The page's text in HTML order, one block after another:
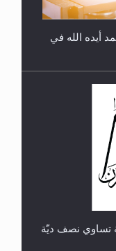
4...
أيده الله في
تساوي نصف ديّة